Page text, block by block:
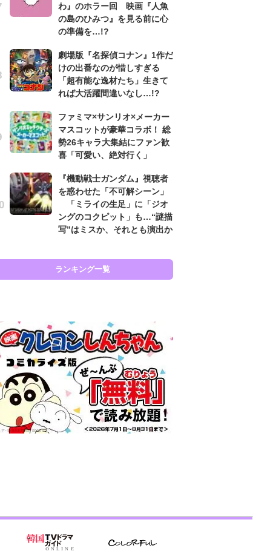
わ』のホラー回 映画『人魚
の島のひみつ』を見る前に心
の準備を…!?
劇場版『名探偵コナン』1作だ
けの出番なのが惜しすぎる
「超有能な逸材たち」生きて
れば大活躍間違いなし…!?
ファミマ×サンリオ×メーカー
マスコットが豪華コラボ！ 総
勢26キャラ大集結にファン歓
喜「可愛い、絶対行く」
『機動戦士ガンダム』視聴者
を惑わせた「不可解シーン」
「ミライの生足」に「ジオ
ングのコクピット」も…“謎描
写”はミスか、それとも演出か
ランキング一覧